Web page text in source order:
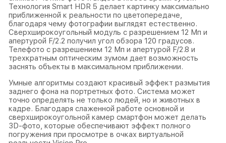
Технология Smart HDR 5 делает картинку максимально
приближенной к реальности по цветопередаче,
благодаря чему фотографии выглядят естественно.
Сверхширокоугольный модуль с разрешением 12 Мп и
апертурой F/2.2 получил угол обзора 120 градусов.
Телефото с разрешением 12 Мп и апертурой F/2.8 и
трехкратным оптическим зумом дает возможность
заснять объекты в максимальном приближении.
Умные алгоритмы создают красивый эффект размытия
заднего фона на портретных фото. Система может
точно определять не только людей, но и животных в
кадре. Благодаря слаженной работе основной и
сверхширокоугольной камер смартфон может делать
3D-фото, которые обеспечивают эффект полного
погружения при просмотре в очках виртуальной